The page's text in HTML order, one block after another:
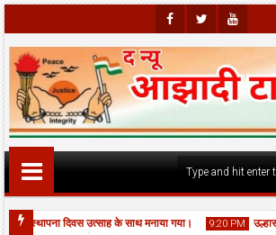
Faceb
Ook
Twitte
R
Youtu
Be
स्थापना दिवस उत्साह के साथ मनाया गया। 9:20 PM